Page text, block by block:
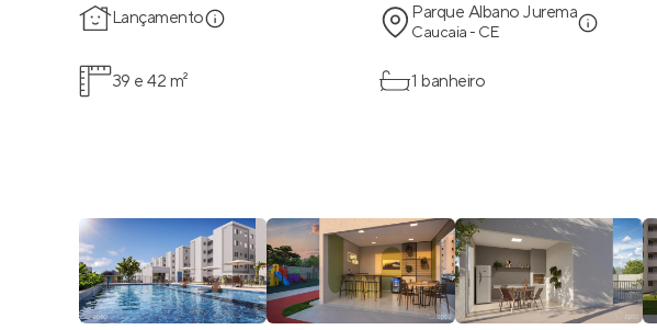
Lançamento Parque Albano Jurema
Caucaia - CE
39 e 42 m² 1 banheiro